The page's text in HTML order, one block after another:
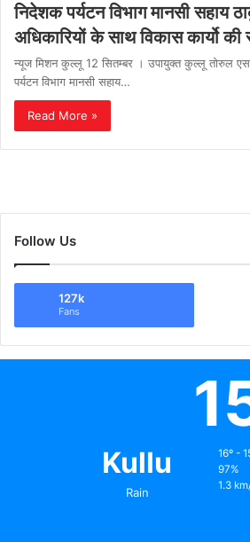
निदेशक पर्यटन विभाग मानसी सहाय
अधिकारियों के साथ विकास कार्यो की
न्यूज मिशन कुल्लू 12 सितम्बर । उपायुक्त कुल्लू तोरुल
पर्यटन विभाग मानसी सहाय…
Read More »
Follow Us
127k
Fans
Kullu
Rain
16º -
97%
1.3